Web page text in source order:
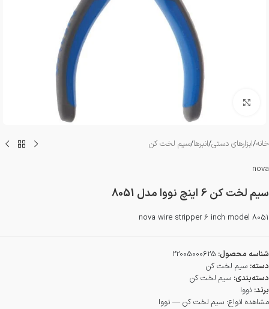
بزرگنمایی تصویر
خانه/ابزارهای دستی/انبرها/سیم لخت کن
nova
سیم لخت کن 6 اینچ نووا مدل 8051
nova wire stripper 6 inch model 8051
شناسه محصول: 22005000625
دسته: سیم لخت کن
دسته‌بندی: سیم لخت کن
برند: نووا
مشاهده انواع: سیم لخت کن — نووا